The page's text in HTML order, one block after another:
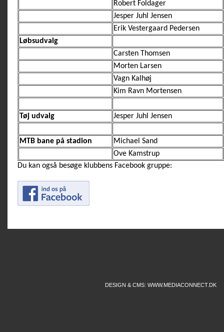
Robert Foldager
Jesper Juhl Jensen
Erik Vestergaard Pedersen
Løbsudvalg
Carsten Thomsen
Morten Larsen
Vagn Kalhøj
Kim Ravn Mortensen
Tøj udvalg Jesper Juhl Jensen
MTB bane på stadion
Michael Sand
Ove Kamstrup
Du kan også besøge klubbens Facebook gruppe:
DESIGN & CMS: WWW.MEDIACONNECT.DK